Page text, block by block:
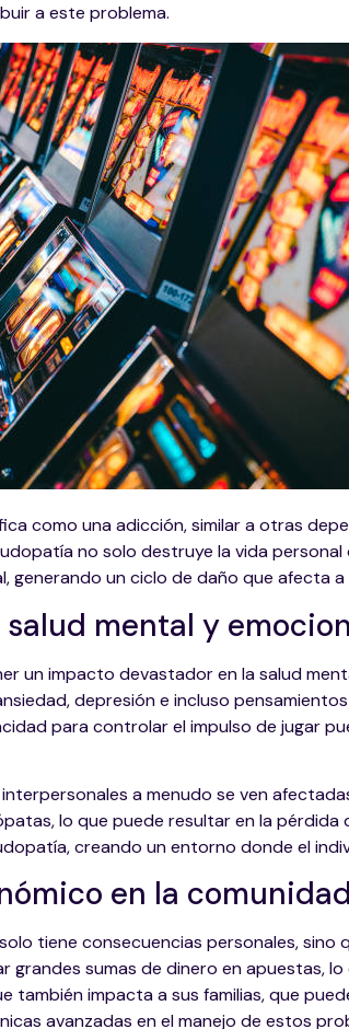
a este problema.
como una adicción, similar a otras
no solo destruye la vida
generando un ciclo de daño que afecta
salud mental y
un impacto devastador en la salud
depresión e incluso
para controlar el impulso de jugar
a menudo se ven
lo que puede resultar en la pérdida
creando un entorno donde el
en la comunidad
tiene consecuencias personales, sino
grandes sumas de dinero en apuestas,
también impacta a sus familias, que
avanzadas en el manejo de estos